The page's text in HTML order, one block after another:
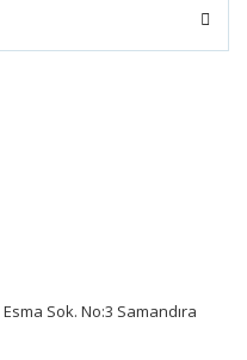
Sok. No:3 Samandıra